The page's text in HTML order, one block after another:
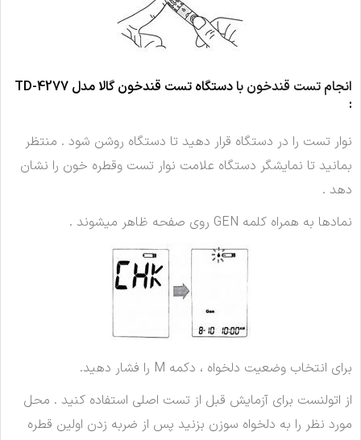
انجام تست قندخون با
دستگاه تست قندخون گالا مدل TD-4277
:
نوار تست را در دستگاه قرار دهید تا دستگاه روشن شود . منتظر
بمانید تا نمایشگر دستگاه علامت نوار تست وقطره خون را نشان
دهد .
نمادها به همراه کلمه GEN روی صفحه ظاهر میشوند .
برای انتخاب وضعیت دلخواه ، دکمه M را فشار دهید.
از اتولنست برای آزمایش قبل از تست اصلی استفاده کنید . محل
مورد نظر را به دلخواه سوزن بزنید پس از ضربه زدن اولین قطره